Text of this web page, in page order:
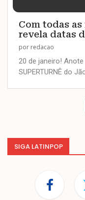
Com todas
revela datas
por redacao
20 de janeiro!
SUPERTURNÊ do
SIGA LATINPOP